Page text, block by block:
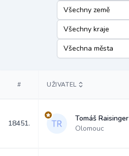
# UŽIVATEL
18451.
Tomáš Raisinger
Olomouc